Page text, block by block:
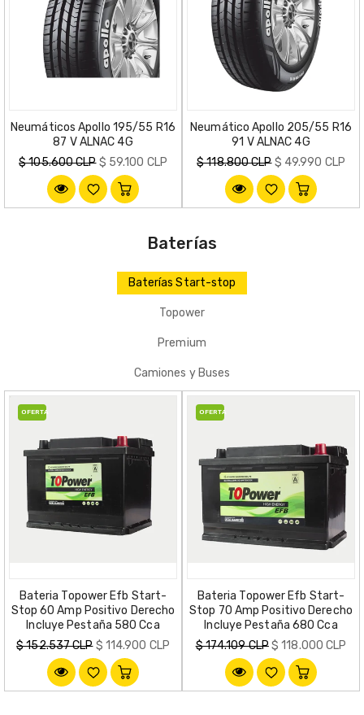
Neumáticos Apollo 195/55 R16
87 V ALNAC 4G
Precio
habitual
$ 105.600 CLP $ 59.100 CLP
Neumático Apollo 205/55 R16
91 V ALNAC 4G
Precio
habitual
$ 118.800 CLP $ 49.990 CLP
Baterías
Baterías Start-stop
Topower
Premium
Camiones y Buses
OFERTA
Bateria Topower Efb Start-
Stop 60 Amp Positivo Derecho
Incluye Pestaña 580 Cca
Precio
habitual
$ 152.537 CLP $ 114.900 CLP
OFERTA
Bateria Topower Efb Start-
Stop 70 Amp Positivo Derecho
Incluye Pestaña 680 Cca
Precio
habitual
$ 174.109 CLP$ 118.000 CLP